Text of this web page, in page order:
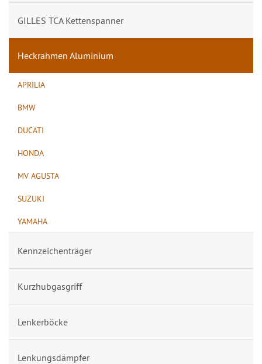
GILLES TCA Kettenspanner
Heckrahmen Aluminium
APRILIA
BMW
DUCATI
HONDA
MV AGUSTA
SUZUKI
YAMAHA
Kennzeichenträger
Kurzhubgasgriff
Lenkerböcke
Lenkungsdämpfer